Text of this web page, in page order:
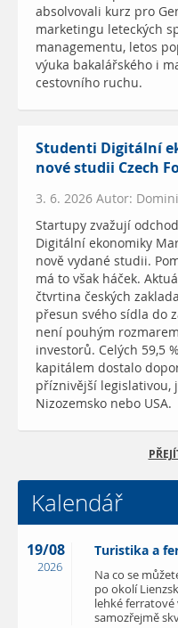
absolvovali kurz pro
marketingu leteckých
managementu, letos
výuka bakalářského i
cestovního ruchu.
Studenti Digitální
nové studii Czech
3. 6. 2026 Autor:
Startupy zvažují
Digitální ekonomiky
nově vydané studii.
má to však háček.
čtvrtina českých
přesun svého sídla do
není pouhým
investorů. Celých 59,5
kapitálem dostalo
příznivější legislativou,
Nizozemsko nebo USA.
Kalendář
19/08
2026
Turistika a
Na co se
po okolí
lehké ferratové
samozřejmě